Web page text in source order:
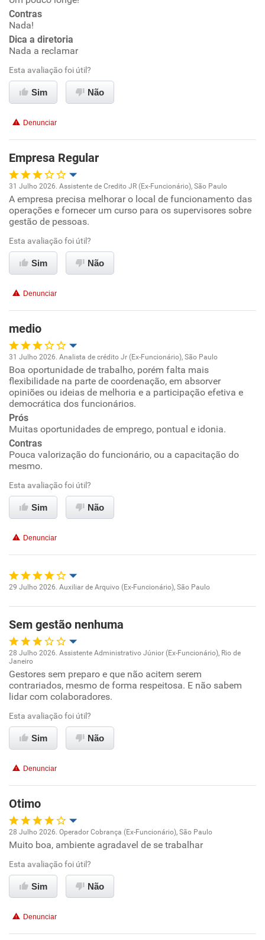
Conciliação com a vida familiar
Benefícios
Recomenda esta empresa
Recomenda a diretoria
Contras
Nada!
Dica a diretoria
Nada a reclamar
Esta avaliação foi útil?
Sim Não
Denunciar
Empresa Regular
Oportunidade de promoção
Ambiente de trabalho
Conciliação com a vida familiar
31 Julho 2026. Assistente de Credito JR (Ex-Funcionário), São Paulo
A empresa precisa melhorar o local de funcionamento das
operações e fornecer um curso para os supervisores sobre
gestão de pessoas.
Esta avaliação foi útil?
Sim Não
Denunciar
medio
Oportunidade de promoção
Ambiente de trabalho
Conciliação com a vida familiar
Benefícios
Recomenda esta empresa
Não recomenda a diretoria
31 Julho 2026. Analista de crédito Jr (Ex-Funcionário), São Paulo
Boa oportunidade de trabalho, porém falta mais
flexibilidade na parte de coordenação, em absorver
opiniões ou ideias de melhoria e a participação efetiva e
democrática dos funcionários.
Prós
Muitas oportunidades de emprego, pontual e idonia.
Contras
Pouca valorização do funcionário, ou a capacitação do
mesmo.
Esta avaliação foi útil?
Sim Não
Denunciar
Ambiente de trabalho
Conciliação com a vida familiar
Benefícios
Não recomenda esta empresa
29 Julho 2026. Auxiliar de Arquivo (Ex-Funcionário), São Paulo
Sem gestão nenhuma
Oportunidade de promoção
Ambiente de trabalho
Conciliação com a vida familiar
Não recomenda esta empresa
Não recomenda a diretoria
28 Julho 2026. Assistente Administrativo Júnior (Ex-Funcionário), Rio de
Janeiro
Gestores sem preparo e que não acitem serem
contrariados, mesmo de forma respeitosa. E não sabem
lidar com colaboradores.
Esta avaliação foi útil?
Sim Não
Denunciar
Otimo
Oportunidade de promoção
Ambiente de trabalho
Benefícios
28 Julho 2026. Operador Cobrança (Ex-Funcionário), São Paulo
Muito boa, ambiente agradavel de se trabalhar
Esta avaliação foi útil?
Sim Não
Denunciar